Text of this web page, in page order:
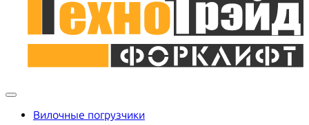
Вилочные погрузчики